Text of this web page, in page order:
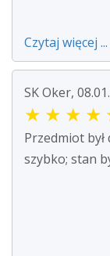
Czytaj więcej ...
SK Oker,
★ ★ ★ ★
Przedmiot
szybko; stan